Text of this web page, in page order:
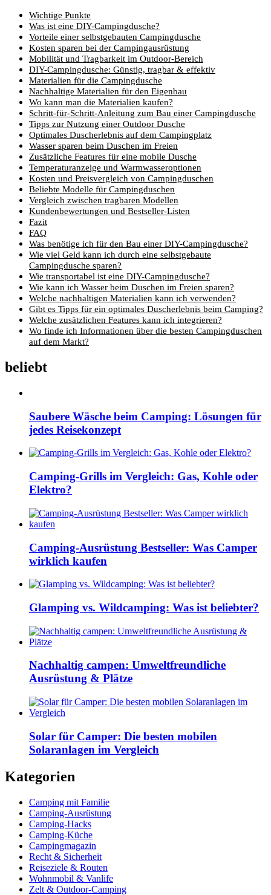
Wichtige Punkte
Was ist eine DIY-Campingdusche?
Vorteile einer selbstgebauten Campingdusche
Kosten sparen bei der Campingausrüstung
Mobilität und Tragbarkeit im Outdoor-Bereich
DIY-Campingdusche: Günstig, tragbar & effektiv
Materialien für die Campingdusche
Nachhaltige Materialien für den Eigenbau
Wo kann man die Materialien kaufen?
Schritt-für-Schritt-Anleitung zum Bau einer Campingdusche
Tipps zur Nutzung einer Outdoor Dusche
Optimales Duscherlebnis auf dem Campingplatz
Wasser sparen beim Duschen im Freien
Zusätzliche Features für eine mobile Dusche
Temperaturanzeige und Warmwasseroptionen
Kosten und Preisvergleich von Campingduschen
Beliebte Modelle für Campingduschen
Vergleich zwischen tragbaren Modellen
Kundenbewertungen und Bestseller-Listen
Fazit
FAQ
Was benötige ich für den Bau einer DIY-Campingdusche?
Wie viel Geld kann ich durch eine selbstgebaute
Campingdusche sparen?
Wie transportabel ist eine DIY-Campingdusche?
Wie kann ich Wasser beim Duschen im Freien sparen?
Welche nachhaltigen Materialien kann ich verwenden?
Gibt es Tipps für ein optimales Duscherlebnis beim Camping?
Welche zusätzlichen Features kann ich integrieren?
Wo finde ich Informationen über die besten Campingduschen
auf dem Markt?
beliebt
Saubere Wäsche beim Camping: Lösungen für
jedes Reisekonzept
Camping-Grills im Vergleich: Gas, Kohle oder
Elektro?
Camping-Ausrüstung Bestseller: Was Camper
wirklich kaufen
Glamping vs. Wildcamping: Was ist beliebter?
Nachhaltig campen: Umweltfreundliche
Ausrüstung & Plätze
Solar für Camper: Die besten mobilen
Solaranlagen im Vergleich
Kategorien
Camping mit Familie
Camping-Ausrüstung
Camping-Hacks
Camping-Küche
Campingmagazin
Recht & Sicherheit
Reiseziele & Routen
Wohnmobil & Vanlife
Zelt & Outdoor-Camping